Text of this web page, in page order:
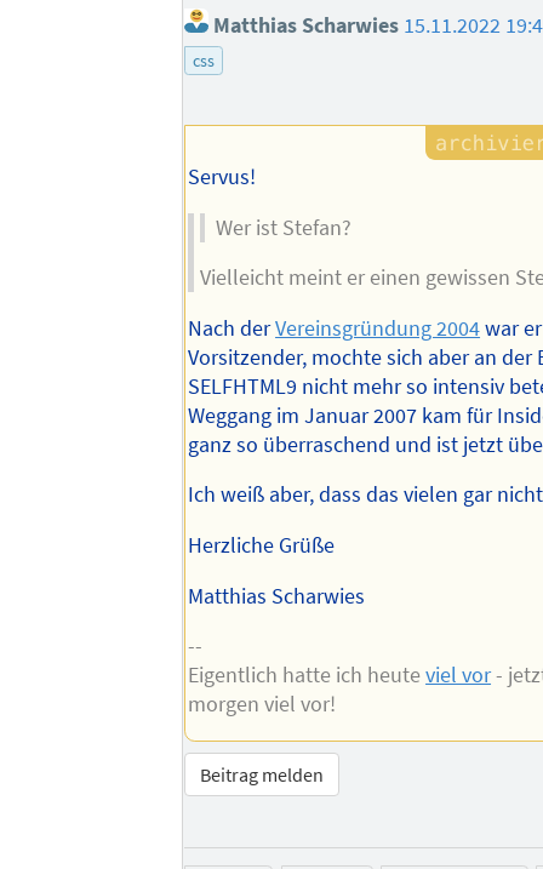
Matthias Scharwies 15.11.2022
css
Servus!
Wer ist Stefan?
Vielleicht meint er einen gewissen
Nach derVereinsgründung 2004war
Vorsitzender, mochte sich aber an der
SELFHTML9 nicht mehr so intensiv
Weggang im Januar 2007 kam für
ganz so überraschend und ist jetzt
Ich weiß aber, dass das vielen gar
Herzliche Grüße
Matthias Scharwies
--
Eigentlich hatte ich heuteviel vor-
morgen viel vor!
Beitrag melden